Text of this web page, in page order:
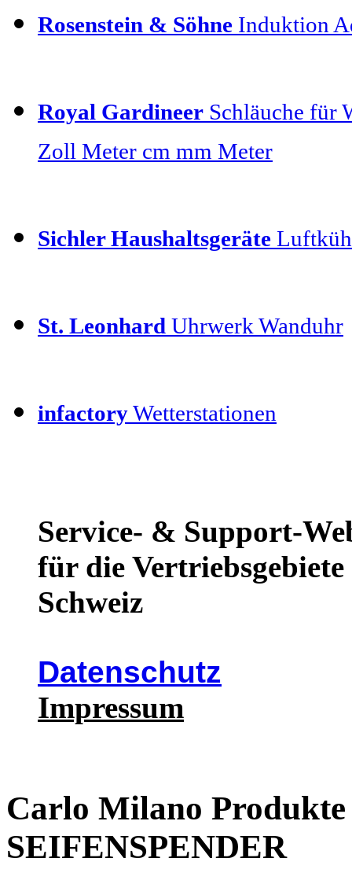
Rosenstein & Söhne Induktion
Royal Gardineer Schläuche für
Zoll Meter cm mm Meter
Sichler Haushaltsgeräte
St. Leonhard Uhrwerk Wanduhr
infactoryWetterstationen
Service- & Support-
für die
Schweiz
Datenschutz
Impressum
Carlo Milano
SEIFENSPENDER